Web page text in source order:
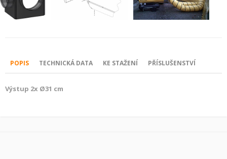
POPIS TECHNICKÁ DATA KE STAŽENÍ PŘÍSLUŠENSTVÍ
Výstup 2x Ø31 cm